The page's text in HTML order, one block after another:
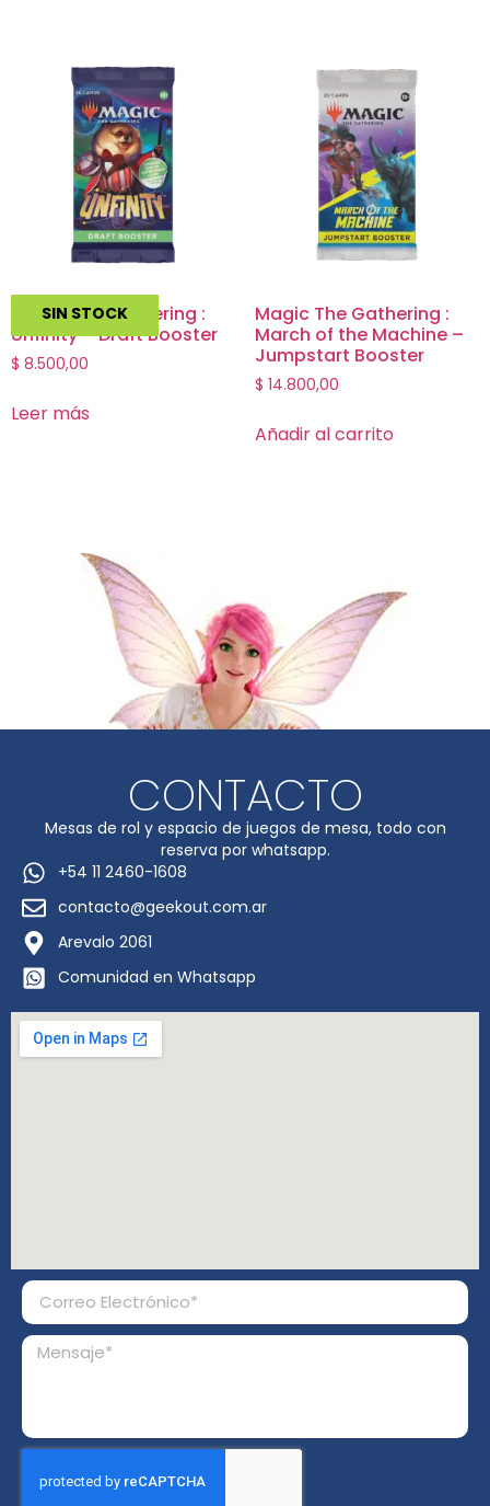
SIN STOCK
Magic The Gathering :
Unfinity – Draft Booster
$ 8.500,00
Leer más
Magic The Gathering :
March of the Machine –
Jumpstart Booster
$ 14.800,00
Añadir al carrito
CONTACTO
Mesas de rol y espacio de juegos de mesa, todo con
reserva por whatsapp.
+54 11 2460-1608
contacto@geekout.com.ar
Arevalo 2061
Comunidad en Whatsapp